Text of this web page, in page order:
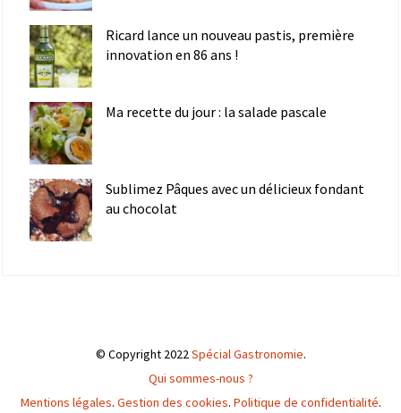
Ricard lance un nouveau pastis, première
innovation en 86 ans !
Ma recette du jour : la salade pascale
Sublimez Pâques avec un délicieux fondant
au chocolat
© Copyright 2022Spécial Gastronomie.
Qui sommes-nous ?
Mentions légales. Gestion des cookies. Politique de confidentialité.